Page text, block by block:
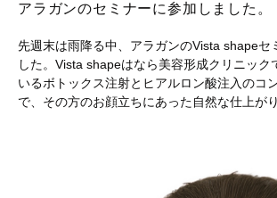
アラガンのセミナーに参加しました。
先週末は雨降る中、アラガンのVista shapeセ
した。Vista shapeはなら美容形成クリニック
いるボトックス注射とヒアルロン酸注入のコ
で、その方のお顔立ちにあった自然な仕上が